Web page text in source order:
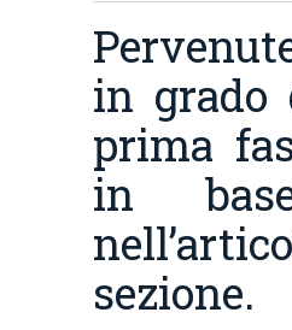
in grado
prima
in
sezione.